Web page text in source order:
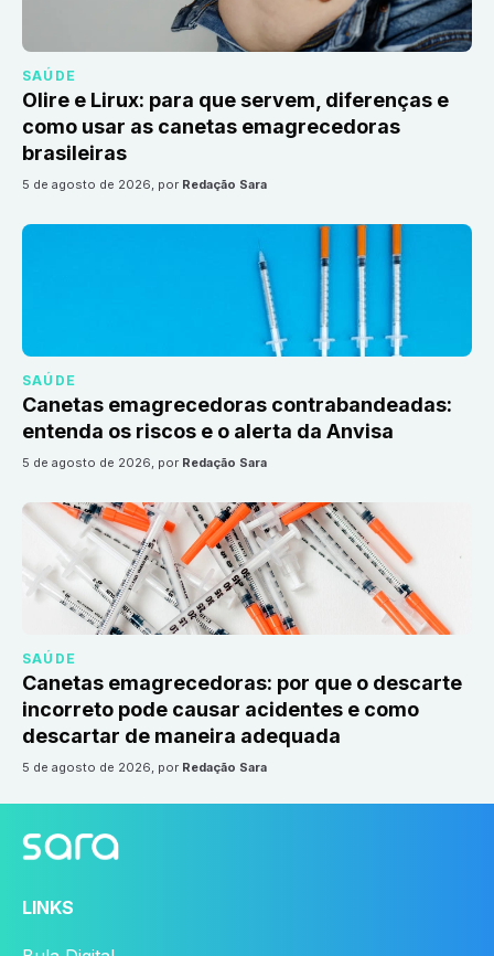
SAÚDE
Olire e Lirux: para que servem, diferenças e
como usar as canetas emagrecedoras
brasileiras
5 de agosto de 2026, por Redação Sara
SAÚDE
Canetas emagrecedoras contrabandeadas:
entenda os riscos e o alerta da Anvisa
5 de agosto de 2026, por Redação Sara
SAÚDE
Canetas emagrecedoras: por que o descarte
incorreto pode causar acidentes e como
descartar de maneira adequada
5 de agosto de 2026, por Redação Sara
LINKS